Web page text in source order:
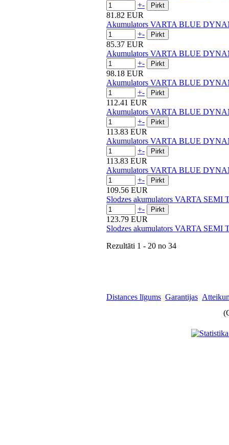
+-
81.82 EUR
Akumulators VARTA BLUE
+-
85.37 EUR
Akumulators VARTA BLUE
+-
98.18 EUR
Akumulators VARTA BLUE
+-
112.41 EUR
Akumulators VARTA BLUE
+-
113.83 EUR
Akumulators VARTA BLUE
+-
113.83 EUR
Akumulators VARTA BLUE
+-
109.56 EUR
Slodzes akumulators VARTA
+-
123.79 EUR
Slodzes akumulators VARTA
Rezultāti 1 - 20 no 34
Distances līgums Garantijas